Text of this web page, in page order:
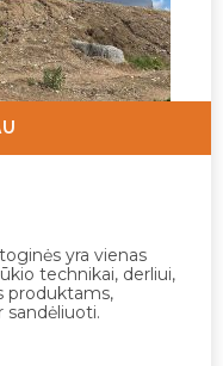
yra vienas
technikai, derliui,
produktams,
sandėliuoti.